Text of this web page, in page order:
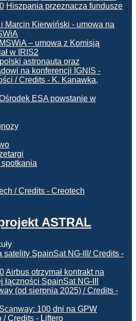
0 Hiszpania przeznacza fundusze
MSWiA – umowa z Komisją
w IRIS2
ESA powstanie w
ASTRAL
0Airbus otrzymał kontrakt na
SpainSat NG-III
Scanway: 100 dni na GPW